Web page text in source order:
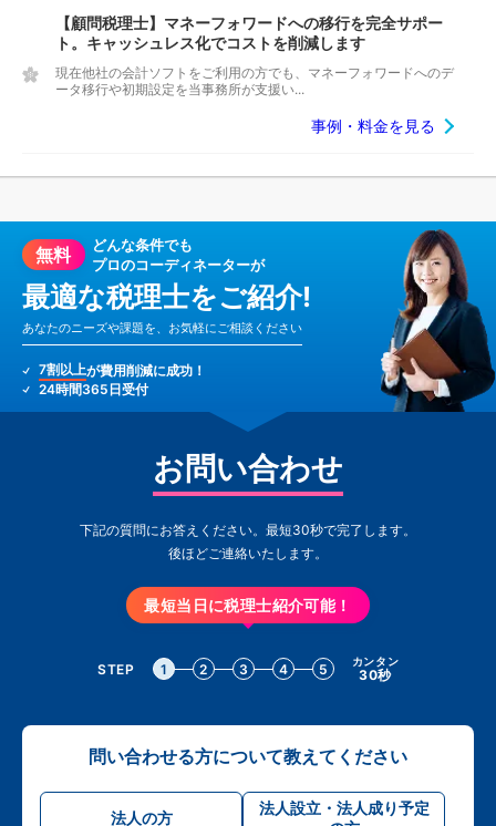
【顧問税理士】マネーフォワードへの移行を完全サポー
ト。キャッシュレス化でコストを削減します
現在他社の会計ソフトをご利用の方でも、マネーフォワードへのデ
ータ移行や初期設定を当事務所が支援い...
事例・料金を見る
無料
どんな条件でも
プロのコーディネーターが
最適な税理士をご紹介!
あなたのニーズや課題を、お気軽にご相談ください
7割以上が費用削減に成功！
24時間365日受付
お問い合わせ
下記の質問にお答えください。最短30秒で完了します。
後ほどご連絡いたします。
最短当日に税理士紹介可能！
STEP 1 2 3 4 5 カンタン
30秒
問い合わせる方について教えてください
法人の方
法人設立・法人成り予定